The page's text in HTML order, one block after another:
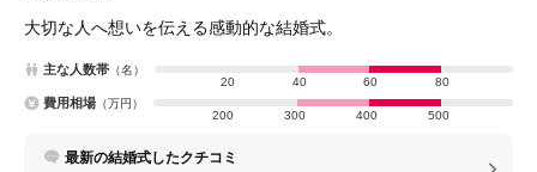
大切な人へ想いを伝える感動的な結婚式。
主な人数帯 （名）
20
40 60 80
費用相場 （万円）
200
300 400 500
最新の結婚式したクチコミ